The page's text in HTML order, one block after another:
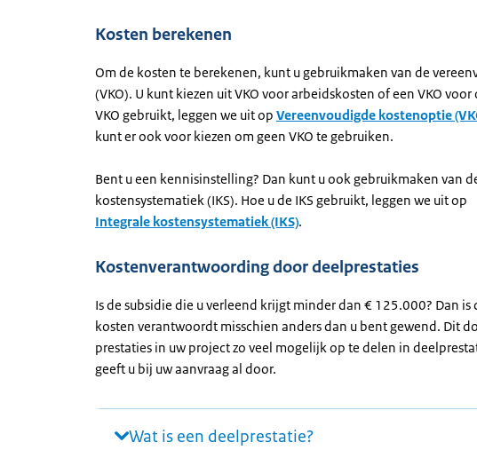
Kosten berekenen
Om de kosten te berekenen, kunt u gebruikmaken van de
(VKO). U kunt kiezen uit VKO voor arbeidskosten of een VKO
VKO gebruikt, leggen we uit op Vereenvoudigde kostenoptie
kunt er ook voor kiezen om geen VKO te gebruiken.
Bent u een kennisinstelling? Dan kunt u ook gebruikmaken van
kostensystematiek (IKS). Hoe u de IKS gebruikt, leggen we uit op
Integrale kostensystematiek (IKS).
Kostenverantwoording door deelprestaties
Is de subsidie die u verleend krijgt minder dan € 125.000? Dan is
kosten verantwoordt misschien anders dan u bent gewend. Dit
prestaties in uw project zo veel mogelijk op te delen in
geeft u bij uw aanvraag al door.
Wat is een deelprestatie?